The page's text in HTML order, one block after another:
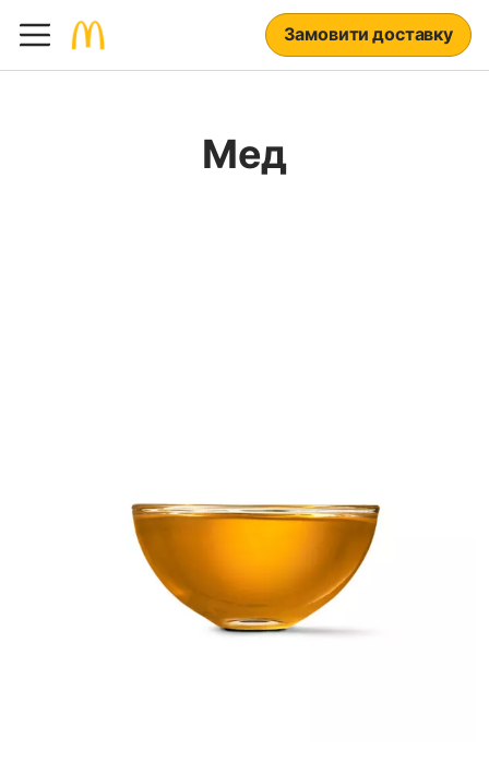
Замовити доставку
Мед